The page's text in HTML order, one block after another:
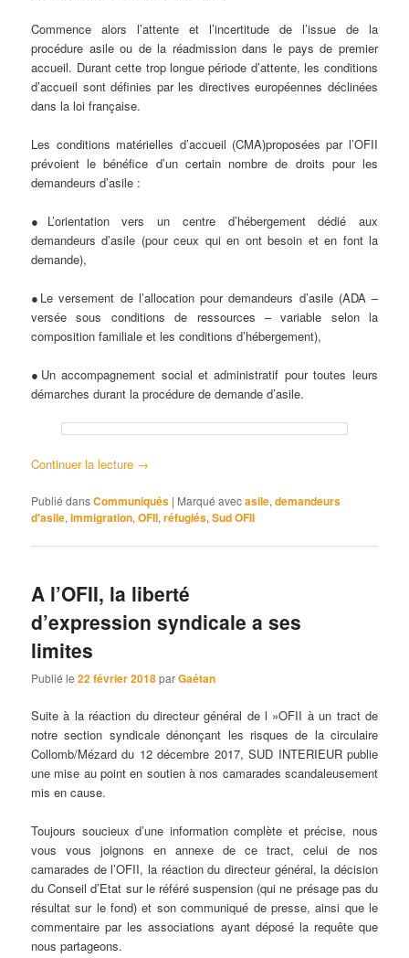
Commence alors l’attente et l’incertitude de l’issue de la
procédure asile ou de la réadmission dans le pays de premier
accueil. Durant cette trop longue période d’attente, les conditions
d’accueil sont définies par les directives européennes déclinées
dans la loi française.
Les conditions matérielles d’accueil (CMA)proposées par l’OFII
prévoient le bénéfice d’un certain nombre de droits pour les
demandeurs d’asile :
●L’orientation vers un centre d’hébergement dédié aux
demandeurs d’asile (pour ceux qui en ont besoin et en font la
demande),
●Le versement de l’allocation pour demandeurs d’asile (ADA –
versée sous conditions de ressources – variable selon la
composition familiale et les conditions d’hébergement),
●Un accompagnement social et administratif pour toutes leurs
démarches durant la procédure de demande d’asile.
Continuer la lecture →
Publié dansCommuniqués | Marqué avecasile,demandeurs
d'asile,immigration,OFII,réfugiés,Sud OFII
A l’OFII, la liberté
d’expression syndicale a ses
limites
Publié le22 février 2018parGaétan
Suite à la réaction du directeur général de l »OFII à un tract de
notre section syndicale dénonçant les risques de la circulaire
Collomb/Mézard du 12 décembre 2017, SUD INTERIEUR publie
une mise au point en soutien à nos camarades scandaleusement
mis en cause.
Toujours soucieux d’une information complète et précise, nous
vous vous joignons en annexe de ce tract, celui de nos
camarades de l’OFII, la réaction du directeur général, la décision
du Conseil d’Etat sur le référé suspension (qui ne présage pas du
résultat sur le fond) et son communiqué de presse, ainsi que le
commentaire par les associations ayant déposé la requête que
nous partageons.